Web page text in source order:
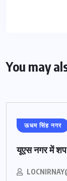
You may
ऊधम सिंह नगर
यूएस नगर में